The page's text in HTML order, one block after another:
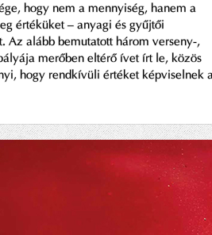
hogy nem a mennyiség, hanem a
értéküket – anyagi és gyűjtői
Az alább bemutatott három verseny-,
merőben eltérő ívet írt le, közös
hogy rendkívüli értéket képviselnek